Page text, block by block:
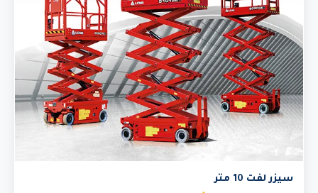
سيزر لفت 10 متر